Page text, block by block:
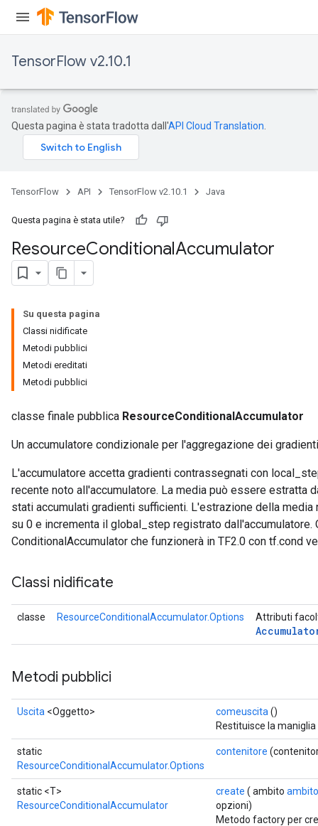
TensorFlow v2.10.1
Questa pagina è stata tradotta dall'API Cloud Translation
TensorFlow API TensorFlow v2.10.1 Java
Questa pagina è stata utile?
ResourceConditionalAccumulator
Su questa pagina
Classi nidificate
Metodi pubblici
Metodi ereditati
Metodi pubblici
classe finale pubblica ResourceConditionalAccumulator
Un accumulatore condizionale per l'aggregazione dei
L'accumulatore accetta gradienti contrassegnati con
recente noto all'accumulatore. La media può essere estratta
stati accumulati gradienti sufficienti. L'estrazione della
su 0 e incrementa il global_step registrato dall'accumulatore.
ConditionalAccumulator che funzionerà in TF2.0 con tf.cond
Classi nidificate
classe ResourceConditionalAccumulator.Options Attributi
Metodi pubblici
Uscita <Oggetto> comeuscita ()
Restituisce la
static
ResourceConditionalAccumulator.Options
contenitore
static <T>
ResourceConditionalAccumulator
create ( ambito ambito
opzioni)
Metodo factory per